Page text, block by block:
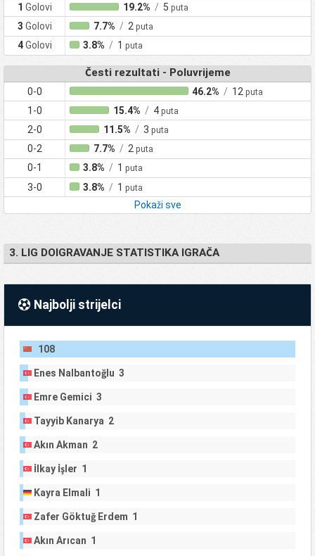
1 Golovi 19.2% / 5 puta
3 Golovi 7.7% / 2 puta
4Golovi 3.8% / 1puta
Česti rezultati - Poluvrijeme
0-0 46.2% / 12puta
1-0 15.4% / 4 puta
2-0 11.5% / 3 puta
0-2 7.7% / 2 puta
0-1 3.8% / 1puta
3-0 3.8% / 1puta
Pokaži sve
3. LIG DOIGRAVANJE STATISTIKA IGRAČA
Najbolji strijelci
108
Enes Nalbantoğlu 3
Emre Gemici 3
Tayyib Kanarya 2
Akın Akman 2
İlkay İşler 1
Kayra Elmali 1
Zafer Göktuğ Erdem 1
Akın Arıcan 1